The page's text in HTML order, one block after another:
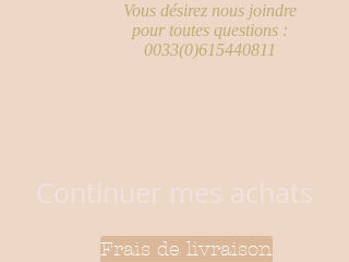
Vous désirez nous joindre
pour toutes questions :
0033(0)615440811
Continuer mes achats
Frais de livraison